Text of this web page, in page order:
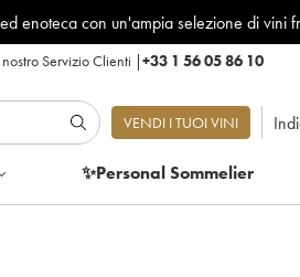
enoteca con un'ampia selezione di vini
Servizio Clienti |+33 1 56 05 86 10
VENDI I TUOI VINI
✨Personal Sommelier